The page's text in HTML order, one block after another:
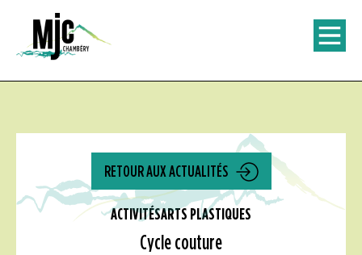
RETOUR AUX ACTUALITÉS
ACTIVITÉSARTS PLASTIQUES
Cycle couture